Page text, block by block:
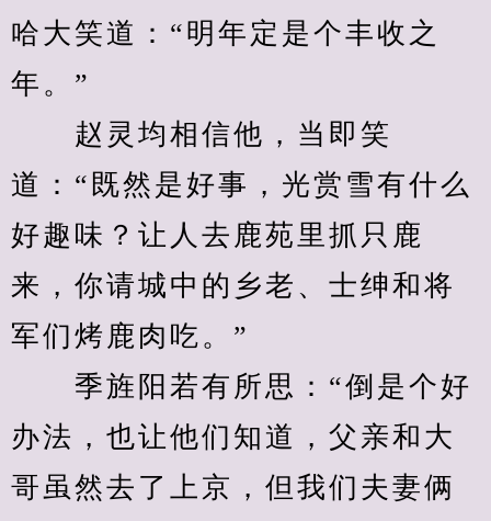
哈大笑道：“明年定是个丰收之
年。”
赵灵均相信他，当即笑
道：“既然是好事，光赏雪有什么
好趣味？让人去鹿苑里抓只鹿
来，你请城中的乡老、士绅和将
军们烤鹿肉吃。”
季旌阳若有所思：“倒是个好
办法，也让他们知道，父亲和大
哥虽然去了上京，但我们夫妻俩